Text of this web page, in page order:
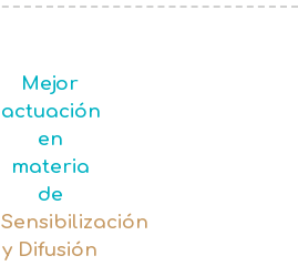
Mejor
actuación
en
materia
de
Sensibilización
y Difusión